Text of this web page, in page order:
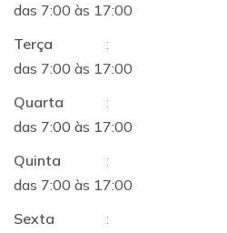
das 7:00 às 17:00
Terça
:
das 7:00 às 17:00
Quarta
:
das 7:00 às 17:00
Quinta
:
das 7:00 às 17:00
Sexta
: